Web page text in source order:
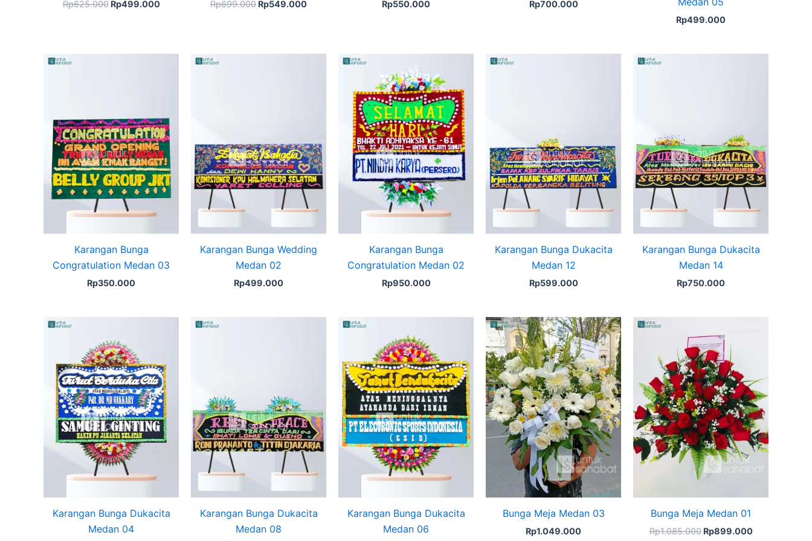
Rp625.000 Rp499.000 Rp699.000 Rp549.000 Rp550.000 Rp700.000
Rp499.000
Karangan Bunga
Congratulation Medan 03
Rp350.000
Karangan Bunga Wedding
Medan 02
Rp499.000
Karangan Bunga
Congratulation Medan 02
Rp950.000
Karangan Bunga Dukacita
Medan 12
Rp599.000
Karangan Bunga Dukacita
Medan 14
Rp750.000
Karangan Bunga Dukacita
Medan 04
Karangan Bunga Dukacita
Medan 08
Karangan Bunga Dukacita
Medan 06
Bunga Meja Medan 03
Rp1.049.000
Bunga Meja Medan 01
Rp1.085.000
price
was:
Rp1.085.000.
Rp899.000